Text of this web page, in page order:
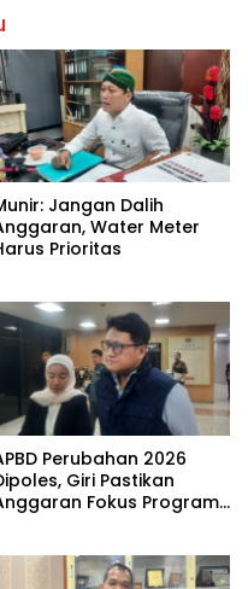
Jangan Dalih
Water Meter
Prioritas
Perubahan 2026
Giri Pastikan
Fokus Program